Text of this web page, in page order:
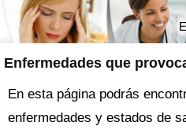
En esta página podrás
enfermedades y estados de